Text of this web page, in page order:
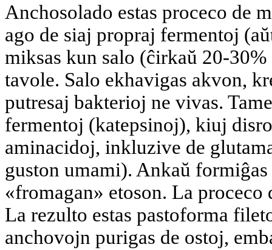
Anchosolado estas proceco de
ago de siaj propraj fermentoj
miksas kun salo (ĉirkaŭ 20-30%
tavole. Salo ekhavigas akvon,
putresaj bakterioj ne vivas.
fermentoj (katepsinoj), kiuj
aminacidoj, inkluzive de
guston umami). Ankaŭ
«fromagan» etoson. La proceco
La rezulto estas pastoforma
anchovojn purigas de ostoj,